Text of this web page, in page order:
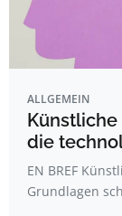
ALLGEMEIN
die
EN BREF
Grundlagen